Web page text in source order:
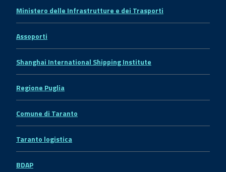
Ministero delle Infrastrutture e dei Trasporti
Assoporti
Shanghai International Shipping Institute
Regione Puglia
Comune di Taranto
Taranto logistica
BDAP